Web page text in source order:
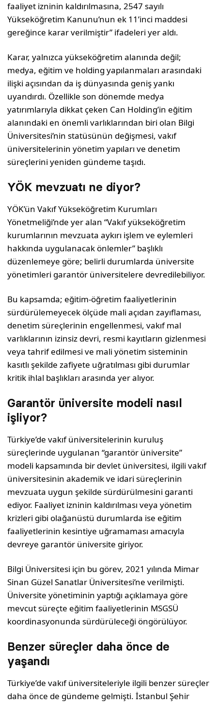
faaliyet izninin kaldırılmasına, 2547 sayılı
Yükseköğretim Kanunu’nun ek 11’inci maddesi
gereğince karar verilmiştir” ifadeleri yer aldı.
Karar, yalnızca yükseköğretim alanında değil;
medya, eğitim ve holding yapılanmaları arasındaki
ilişki açısından da iş dünyasında geniş yankı
uyandırdı. Özellikle son dönemde medya
yatırımlarıyla dikkat çeken Can Holding’in eğitim
alanındaki en önemli varlıklarından biri olan Bilgi
Üniversitesi’nin statüsünün değişmesi, vakıf
üniversitelerinin yönetim yapıları ve denetim
süreçlerini yeniden gündeme taşıdı.
YÖK mevzuatı ne diyor?
YÖK’ün Vakıf Yükseköğretim Kurumları
Yönetmeliği’nde yer alan “Vakıf yükseköğretim
kurumlarının mevzuata aykırı işlem ve eylemleri
hakkında uygulanacak önlemler” başlıklı
düzenlemeye göre; belirli durumlarda üniversite
yönetimleri garantör üniversitelere devredilebiliyor.
Bu kapsamda; eğitim-öğretim faaliyetlerinin
sürdürülemeyecek ölçüde mali açıdan zayıflaması,
denetim süreçlerinin engellenmesi, vakıf mal
varlıklarının izinsiz devri, resmi kayıtların gizlenmesi
veya tahrif edilmesi ve mali yönetim sisteminin
kasıtlı şekilde zafiyete uğratılması gibi durumlar
kritik ihlal başlıkları arasında yer alıyor.
Garantör üniversite modeli nasıl
işliyor?
Türkiye’de vakıf üniversitelerinin kuruluş
süreçlerinde uygulanan “garantör üniversite”
modeli kapsamında bir devlet üniversitesi, ilgili vakıf
üniversitesinin akademik ve idari süreçlerinin
mevzuata uygun şekilde sürdürülmesini garanti
ediyor. Faaliyet izninin kaldırılması veya yönetim
krizleri gibi olağanüstü durumlarda ise eğitim
faaliyetlerinin kesintiye uğramaması amacıyla
devreye garantör üniversite giriyor.
Bilgi Üniversitesi için bu görev, 2021 yılında Mimar
Sinan Güzel Sanatlar Üniversitesi’ne verilmişti.
Üniversite yönetiminin yaptığı açıklamaya göre
mevcut süreçte eğitim faaliyetlerinin MSGSÜ
koordinasyonunda sürdürüleceği öngörülüyor.
Benzer süreçler daha önce de
yaşandı
Türkiye’de vakıf üniversiteleriyle ilgili benzer süreçler
daha önce de gündeme gelmişti. İstanbul Şehir